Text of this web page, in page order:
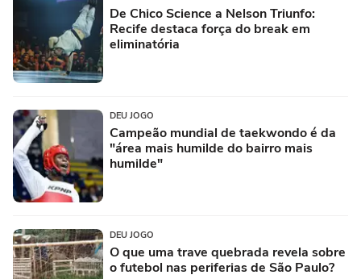
De Chico Science a Nelson Triunfo:
Recife destaca força do break em
eliminatória
DEU JOGO
Campeão mundial de taekwondo é da
"área mais humilde do bairro mais
humilde"
DEU JOGO
O que uma trave quebrada revela sobre
o futebol nas periferias de São Paulo?